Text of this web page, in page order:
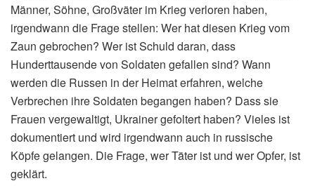
Männer, Söhne, Großväter im Krieg verloren haben,
irgendwann die Frage stellen: Wer hat diesen Krieg vom
Zaun gebrochen? Wer ist Schuld daran, dass
Hunderttausende von Soldaten gefallen sind? Wann
werden die Russen in der Heimat erfahren, welche
Verbrechen ihre Soldaten begangen haben? Dass sie
Frauen vergewaltigt, Ukrainer gefoltert haben? Vieles ist
dokumentiert und wird irgendwann auch in russische
Köpfe gelangen. Die Frage, wer Täter ist und wer Opfer, ist
geklärt.